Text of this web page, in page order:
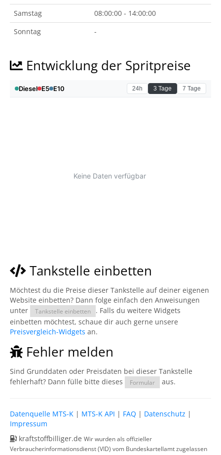
Samstag
08:00:00 - 14:00:00
Sonntag
-
Entwicklung der Spritpreise
Tankstelle einbetten
Möchtest du die Preise dieser Tankstelle auf deiner eigenen
Website einbetten? Dann folge einfach den Anweisungen
unter
Tankstelle einbetten
. Falls du weitere Widgets
einbetten möchtest, schaue dir auch gerne unsere
Preisvergleich-Widgets an.
Fehler melden
Sind Grunddaten oder Preisdaten bei dieser Tankstelle
fehlerhaft? Dann fülle bitte dieses
Formular aus.
Datenquelle MTS-K | MTS-K API | FAQ | Datenschutz |
Impressum
kraftstoffbilliger.de Wir wurden als offizieller
Verbraucherinformationsdienst (VID) vom Bundeskartellamt zugelassen